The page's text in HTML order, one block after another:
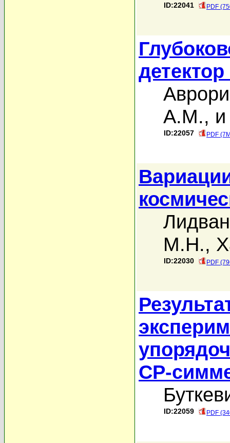
ID:22041 PDF
А.М.,
ID:22057 PDF
М.Н.,
ID:22030 PDF
СР-
ID:22059 PDF